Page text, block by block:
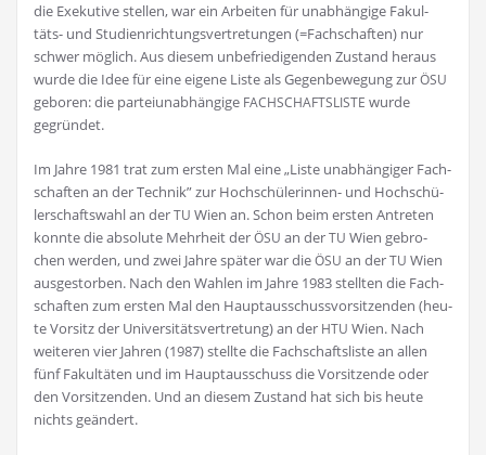
die Exe­ku­ti­ve stel­len, war ein Arbei­ten für unab­hän­gi­ge Fakul­
täts- und Stu­di­en­rich­tungs­ver­tre­tun­gen (=Fach­schaf­ten) nur
schwer mög­lich. Aus die­sem unbe­frie­di­gen­den Zustand her­aus
wur­de die Idee für eine eige­ne Lis­te als Gegen­be­we­gung zurÖSU
gebo­ren: die par­tei­un­ab­hän­gi­ge FACHSCHAFTSLISTE wur­de
gegründet.
Im Jah­re 1981 trat zum ers­ten Mal eine „Lis­te unab­hän­gi­ger Fach­
schaf­ten an der Tech­nik” zur Hoch­schü­le­rin­nen- und Hoch­schü­
ler­schafts­wahl an derTU Wien an. Schon beim ers­ten Antre­ten
konn­te die abso­lu­te Mehr­heit derÖSU an derTU Wien gebro­
chen wer­den, und zwei Jah­re spä­ter war dieÖSU an derTU Wien
aus­ge­stor­ben. Nach den Wah­len im Jah­re 1983 stell­ten die Fach­
schaf­ten zum ers­ten Mal den Haupt­aus­schuss­vor­sit­zen­den (heu­
te Vor­sitz der Uni­ver­si­täts­ver­tre­tung) an der HTU Wien. Nach
wei­te­ren vier Jah­ren (1987) stell­te die Fach­schafts­lis­te an allen
fünf Fakul­tä­ten und im Haupt­aus­schuss die Vor­sit­zen­de oder
den Vor­sit­zen­den. Und an die­sem Zustand hat sich bis heu­te
nichts geändert.